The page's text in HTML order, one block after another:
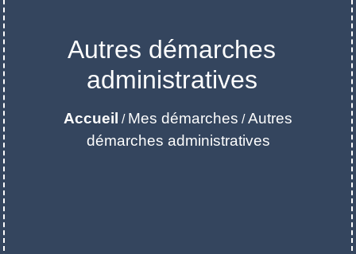
Autres démarches
administratives
Accueil / Mes démarches /Autres
démarches administratives